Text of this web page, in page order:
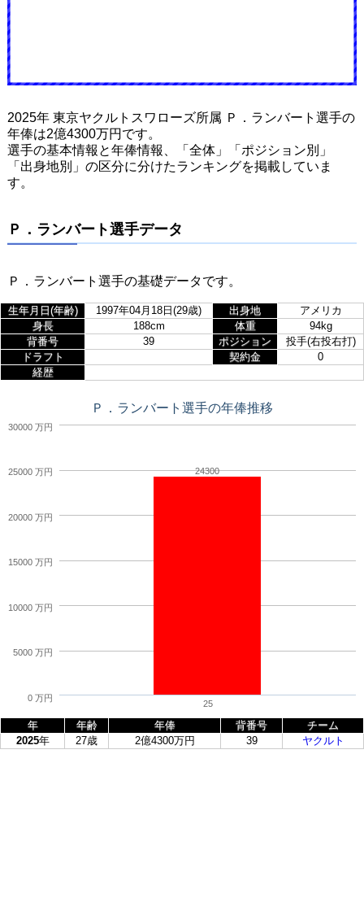
2025年 東京ヤクルトスワローズ所属 Ｐ．ランバート選手の
年俸は2億4300万円です。
選手の基本情報と年俸情報、「全体」「ポジション別」
「出身地別」の区分に分けたランキングを掲載していま
す。
Ｐ．ランバート選手データ
Ｐ．ランバート選手の基礎データです。
生年月日(年齢) 1997年04月18日(29歳) 出身地
アメリカ
身長
188cm 体重
94kg
背番号
39 ポジション
投手(右投右打)
ドラフト
契約金
0
経歴
Ｐ．ランバート選手の年俸推移
24300
25
0 万円
5000 万円
10000 万円
15000 万円
20000 万円
25000 万円
30000 万円
年 年齢 年俸 背番号
チーム
2025年 27歳 2億4300万円 39 ヤクルト